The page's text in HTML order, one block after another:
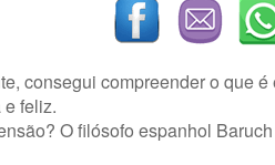
consegui compreender o que
feliz.
O filósofo espanhol